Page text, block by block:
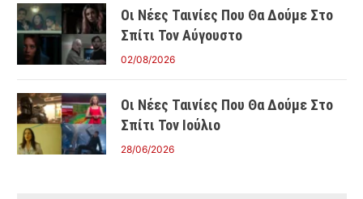
Οι Νέες Ταινίες Που Θα Δούμε Στο
Σπίτι Τον Αύγουστο
02/08/2026
Οι Νέες Ταινίες Που Θα Δούμε Στο
Σπίτι Τον Ιούλιο
28/06/2026